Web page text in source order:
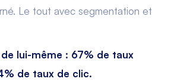
Le tout avec segmentation et
lui-même : 67% de taux
de taux de clic.